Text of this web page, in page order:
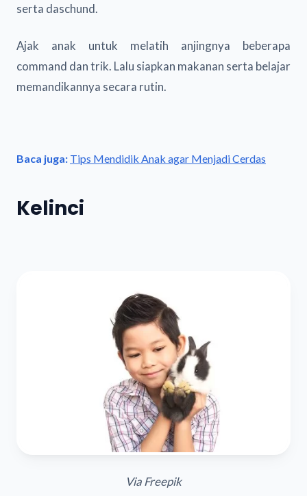
serta daschund.
Ajak anak untuk melatih anjingnya beberapa
command dan trik. Lalu siapkan makanan serta belajar
memandikannya secara rutin.
Baca juga: Tips Mendidik Anak agar Menjadi Cerdas
Kelinci
Via Freepik